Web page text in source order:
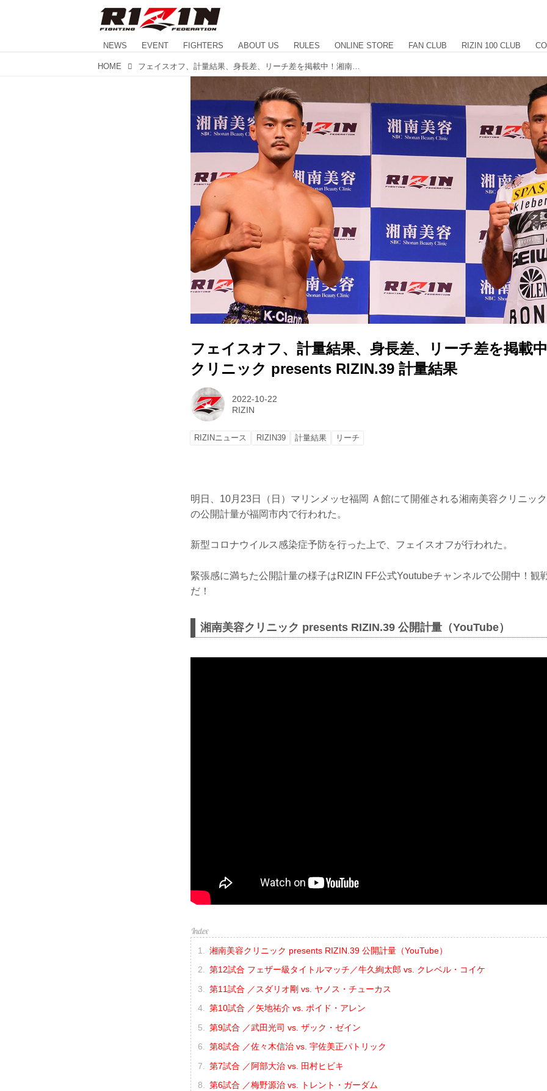
NEWS EVENT FIGHTERS ABOUT US RULES ONLINE STORE FAN CLUB RIZIN 100 CLUB
HOME
フェイスオフ、計量結果、身長差、リーチ差を掲載
クリニック presents RIZIN.39 計量結果
2022-10-22
RIZIN
RIZINニュース RIZIN39 計量結果 リーチ
明日、10月23日（日）マリンメッセ福岡 Ａ館にて開催される湘南美容クリニッ
の公開計量が福岡市内で行われた。
新型コロナウイルス感染症予防を行った上で、フェイスオフが行われた。
緊張感に満ちた公開計量の様子はRIZIN FF公式Youtubeチャンネルで公開中！観
だ！
湘南美容クリニック presents RIZIN.39 公開計量（YouTube）
湘南美容クリニック presents RIZIN.39 公開計量（YouTube）
第12試合 フェザー級タイトルマッチ／牛久絢太郎 vs. クレベル・コイケ
第11試合 ／スダリオ剛 vs. ヤノス・チューカス
第10試合 ／矢地祐介 vs. ボイド・アレン
第9試合 ／武田光司 vs. ザック・ゼイン
第8試合 ／佐々木信治 vs. 宇佐美正パトリック
第7試合 ／阿部大治 vs. 田村ヒビキ
第6試合 ／梅野源治 vs. トレント・ガーダム